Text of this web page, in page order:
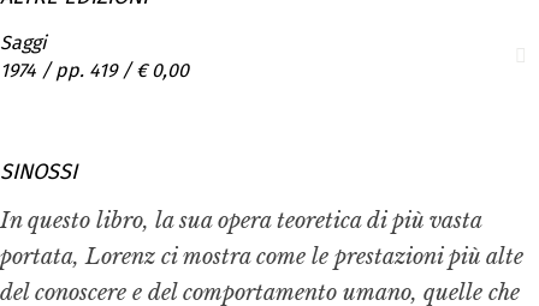
Saggi
1974 / pp. 419 /€ 0,00
SINOSSI
In questo libro, la sua opera teoretica di più vasta
portata, Lorenz ci mostra come le prestazioni più alte
del conoscere e del comportamento umano, quelle che